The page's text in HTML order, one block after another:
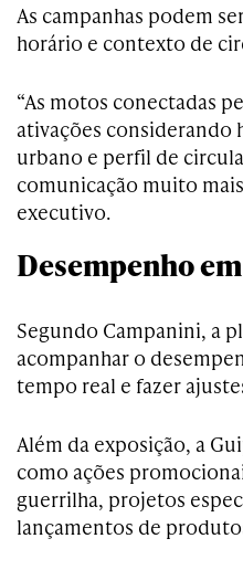
As campanhas podem
horário e contexto de
“As motos conectadas
ativações considerando
urbano e perfil de
comunicação muito
executivo.
Desempenho
Segundo Campanini, a
acompanhar o
tempo real e fazer
Além da exposição, a
como ações
guerrilha, projetos
lançamentos de